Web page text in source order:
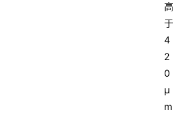
高
于
4
2
0
μ
m